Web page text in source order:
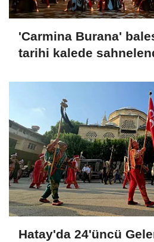
'Carmina Burana'
tarihi kalede
Hatay'da 24'üncü